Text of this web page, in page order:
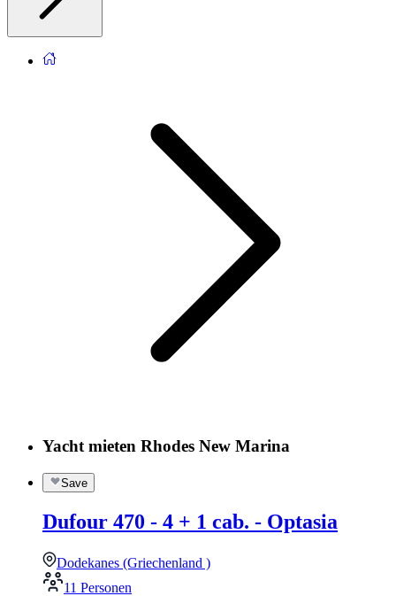
Yacht mieten Rhodes New Marina
Save
Dufour 470 - 4 + 1 cab. - Optasia
Dodekanes (Griechenland )
11 Personen